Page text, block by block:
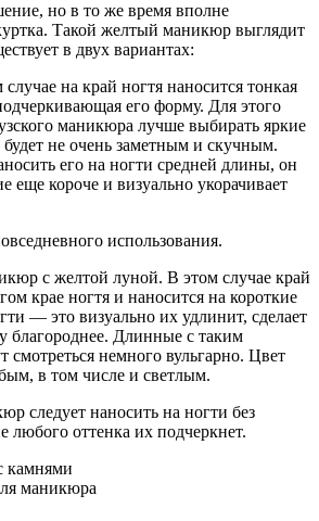
но в то же время вполне
Такой желтый маникюр выглядит
в двух вариантах:
на край ногтя наносится тонкая
его форму. Для этого
маникюра лучше выбирать яркие
будет не очень заметным и скучным.
его на ногти средней длины, он
еще короче и визуально укорачивает
использования.
с желтой луной. В этом случае край
крае ногтя и наносится на короткие
— это визуально их удлинит, сделает
благороднее. Длинные с таким
смотреться немного вульгарно. Цвет
в том числе и светлым.
следует наносить на ногти без
оттенка их подчеркнет.